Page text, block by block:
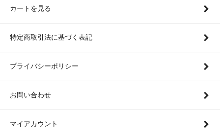
カートを見る
特定商取引法に基づく表記
プライバシーポリシー
お問い合わせ
マイアカウント